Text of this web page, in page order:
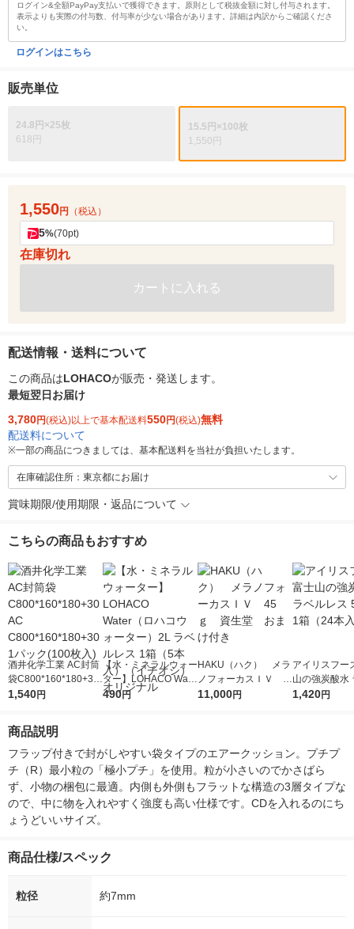
ログイン&全額PayPay支払いで獲得できます。原則として税抜金額に対し付与されます。
表示よりも実際の付与数、付与率が少ない場合があります。詳細は内訳からご確認くださ
い。
ログインはこちら
販売単位
24.8円×25枚
618円
15.5円×100枚
1,550円
1,550円 （税込）
5%(70pt)
在庫切れ
カートに入れる
配送情報・送料について
この商品はLOHACOが販売・発送します。
最短翌日お届け
3,780円(税込)以上で基本配送料550円(税込)無料
配送料について
※一部の商品につきましては、基本配送料を当社が負担いたします。
在庫確認住所：東京都にお届け
賞味期限/使用期限・返品について
こちらの商品もおすすめ
酒井化学工業 AC封筒
袋C800*160*180+30
AC C800*160*180+3
1,540円
【水・ミネラルウォー
ター】LOHACO Wate
r（ロハコウォータ
490円
HAKU（ハク） メラ
ノフォーカスＩＶ 4
5ｇ 資生堂 おまけ
11,000円
アイリスフー
山の強炭酸水
レス 500ml 1
1,420円
商品説明
フラップ付きで封がしやすい袋タイプのエアークッション。プチプ
チ（R）最小粒の「極小プチ」を使用。粒が小さいのでかさばら
ず、小物の梱包に最適。内側も外側もフラットな構造の3層タイプな
ので、中に物を入れやすく強度も高い仕様です。CDを入れるのにち
ょうどいいサイズ。
商品仕様/スペック
粒径 約7mm